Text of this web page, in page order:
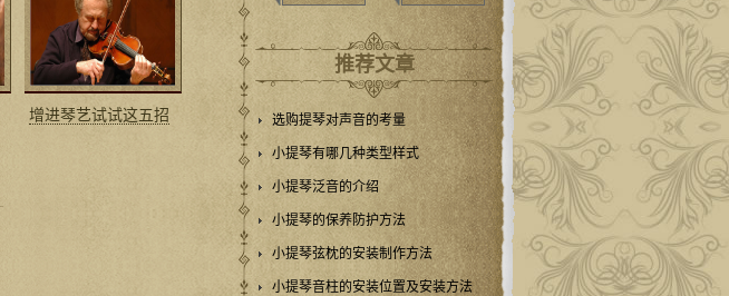
增进琴艺试试这五招
推荐文章
选购提琴对声音的考量
小提琴有哪几种类型样式
小提琴泛音的介绍
小提琴的保养防护方法
小提琴弦枕的安装制作方法
小提琴音柱的安装位置及安装方法